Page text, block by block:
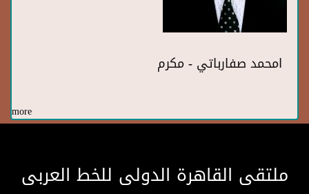
امحمد صفارباتي - مكرم
more
ملتقى القاهرة الدولى للخط العربى